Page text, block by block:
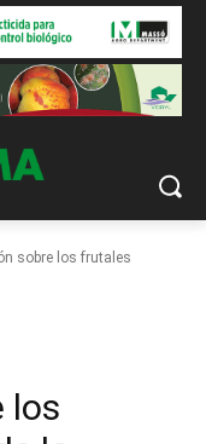
sobre los frutales
los